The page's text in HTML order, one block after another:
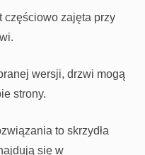
częściowo zajęta przy
wersji, drzwi mogą
strony.
to skrzydła
się w